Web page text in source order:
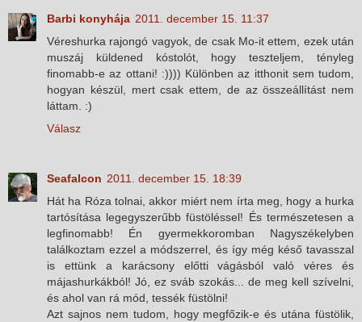
Barbi konyhája 2011. december 15. 11:37
Véreshurka rajongó vagyok, de csak Mo-it ettem, ezek után
muszáj küldened kóstolót, hogy teszteljem, tényleg
finomabb-e az ottani! :)))) Különben az itthonit sem tudom,
hogyan készül, mert csak ettem, de az összeállítást nem
láttam. :)
Válasz
Seafalcon 2011. december 15. 18:39
Hát ha Róza tolnai, akkor miért nem írta meg, hogy a hurka
tartósítása legegyszerűbb füstöléssel! És természetesen a
legfinomabb! Én gyermekkoromban Nagyszékelyben
találkoztam ezzel a módszerrel, és így még késő tavasszal
is ettünk a karácsony előtti vágásból való véres és
májashurkákból! Jó, ez sváb szokás... de meg kell szívelni,
és ahol van rá mód, tessék füstölni!
Azt sajnos nem tudom, hogy megfőzik-e és utána füstölik,